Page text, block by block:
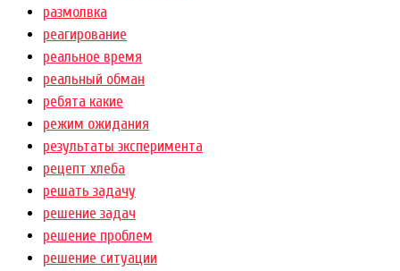
размолвка
реагирование
реальное время
реальный обман
ребята какие
режим ожидания
результаты эксперимента
рецепт хлеба
решать задачу
решение задач
решение проблем
решение ситуации